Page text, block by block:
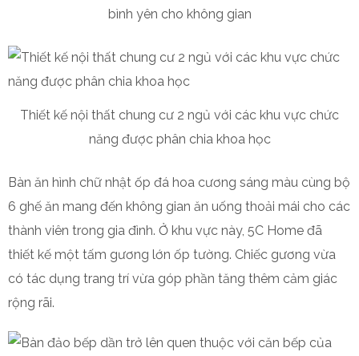
bình yên cho không gian
Thiết kế nội thất chung cư 2 ngủ với các khu vực chức
năng được phân chia khoa học
Bàn ăn hình chữ nhật ốp đá hoa cương sáng màu cùng bộ
6 ghế ăn mang đến không gian ăn uống thoải mái cho các
thành viên trong gia đình. Ở khu vực này, 5C Home đã
thiết kế một tấm gương lớn ốp tường. Chiếc gương vừa
có tác dụng trang trí vừa góp phần tăng thêm cảm giác
rộng rãi.